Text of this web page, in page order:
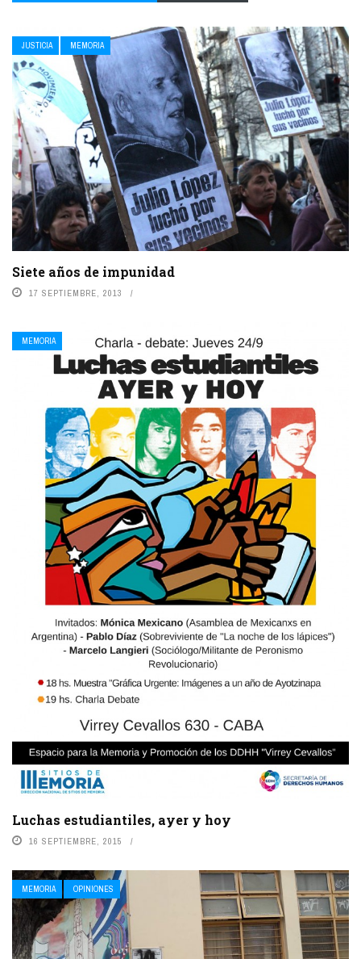
JUSTICIA MEMORIA
Siete años de impunidad
17 SEPTIEMBRE, 2013
MEMORIA
Luchas estudiantiles, ayer y hoy
16 SEPTIEMBRE, 2015
MEMORIA OPINIONES